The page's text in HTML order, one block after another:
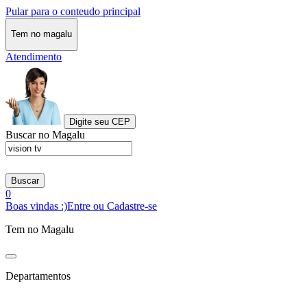
Pular para o conteudo principal
Tem no magalu
Atendimento
Digite seu CEP
Buscar no Magalu
Buscar
0
Boas vindas :)Entre ou Cadastre-se
Tem no Magalu
Departamentos